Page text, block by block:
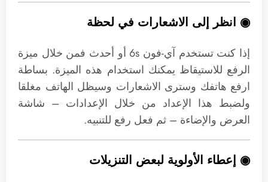
◉ انظر إلى الاشعارات في لحظة
إذا كنت تستخدم آي-فون 6s أو أحدث فمن خلال ميزة
الرفع للاستيقاظ يمكنك استخدام هذه الميزة. بساطة
ارفع هاتفك وسترى الاشعارات وسيظل الهاتف مغلقا
ولضبط هذا الإعداد من خلال الإعدادات – شاشة
العرض والإضاءة – ثم فعل رفع للتنبيه.
◉ إعطاء الأولوية لبعض التنزيلات